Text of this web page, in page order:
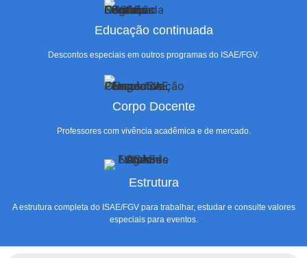
Educação continuada
Descontos especiais em outros programas do ISAE/FGV.
Corpo Docente
Professores com vivência acadêmica e de mercado.
Estrutura
A estrutura completa do ISAE/FGV para trabalhar, estudar e consulte valores
especiais para eventos.